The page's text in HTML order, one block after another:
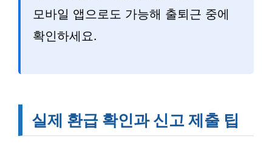
모바일 앱으로도 가능해 출퇴근 중에
확인하세요.
실제 환급 확인과 신고 제출 팁